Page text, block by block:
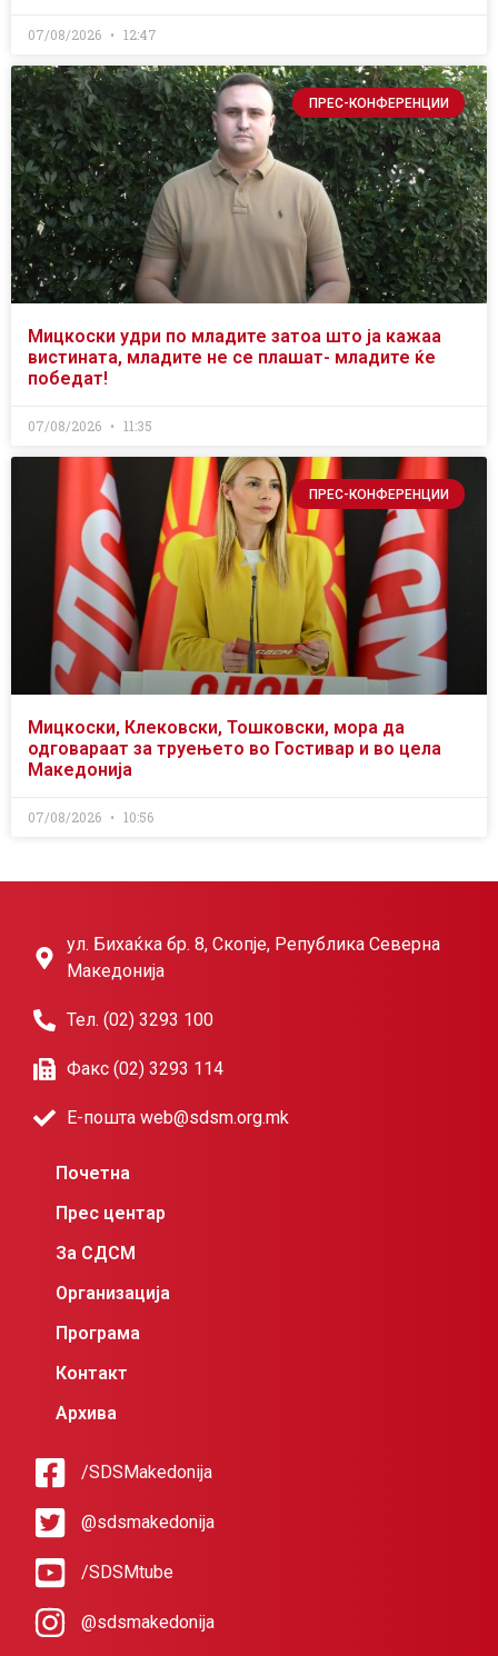
07/08/2026 12:47
ПРЕС-КОНФЕРЕНЦИИ
Мицкоски удри по младите затоа што ја кажаа
вистината, младите не се плашат- младите ќе
победат!
07/08/2026 11:35
ПРЕС-КОНФЕРЕНЦИИ
Мицкоски, Клековски, Тошковски, мора да
одговараат за труењето во Гостивар и во цела
Македонија
07/08/2026 10:56
ул. Бихаќка бр. 8, Скопје, Република Северна
Македонија
Тел. (02) 3293 100
Факс (02) 3293 114
Е-пошта web@sdsm.org.mk
Почетна
Прес центар
За СДСМ
Организација
Програма
Контакт
Архива
/SDSMakedonija
@sdsmakedonija
/SDSMtube
@sdsmakedonija